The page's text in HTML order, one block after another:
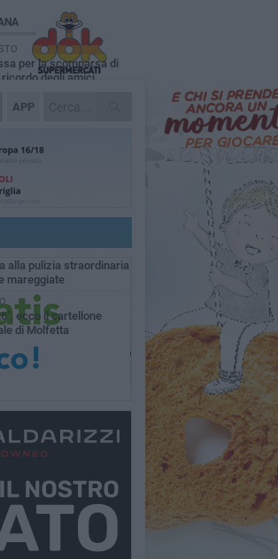
APP
per la scomparsa di
degli amici
muore a bordo di un
molfettese
il nuovo Consiglio di
alla pulizia straordinaria
mareggiate
ecco il cartellone
di Molfetta